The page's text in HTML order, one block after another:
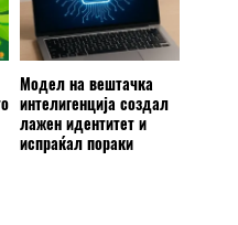
Модел на вештачка
интелигенција создал
лажен идентитет и
испраќал пораки